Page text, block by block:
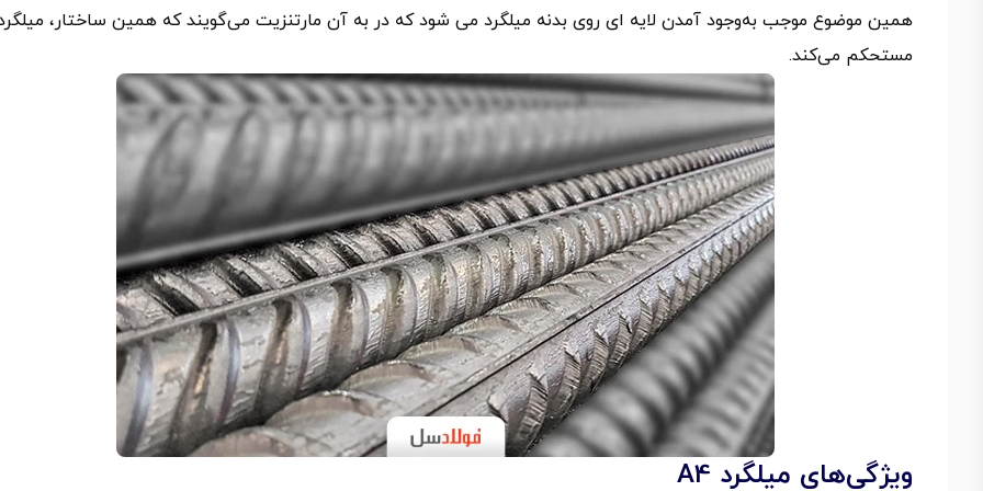
همین موضوع موجب به‌وجود آمدن لایه ای روی بدنه میلگرد می شود که در به آن مارتنزیت می‌گویند که همین ساختار،
مستحکم می‌کند.
ویژگی‌های میلگرد A4